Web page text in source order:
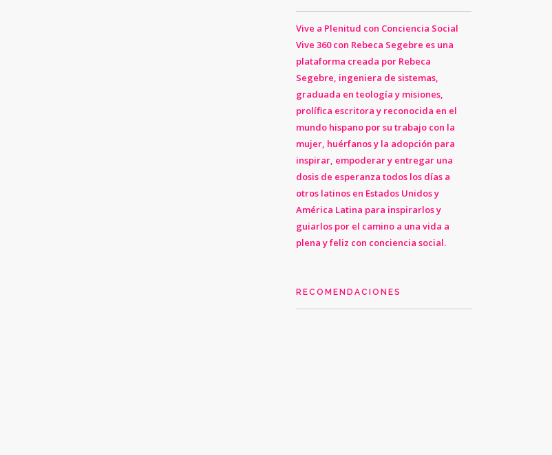
Vive a Plenitud con Conciencia Social
Vive 360 con Rebeca Segebre es una
plataforma creada por Rebeca
Segebre, ingeniera de sistemas,
graduada en teología y misiones,
prolífica escritora y reconocida en el
mundo hispano por su trabajo con la
mujer, huérfanos y la adopción para
inspirar, empoderar y entregar una
dosis de esperanza todos los días a
otros latinos en Estados Unidos y
América Latina para inspirarlos y
guiarlos por el camino a una vida a
plena y feliz con conciencia social.
RECOMENDACIONES